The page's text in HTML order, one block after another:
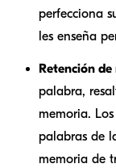
perfecciona
les enseña
Retención
palabra,
memoria.
palabras de
memoria de